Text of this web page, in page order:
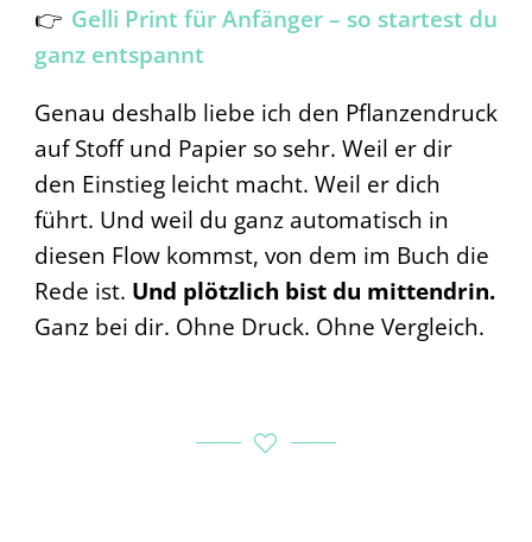
👉 Gelli Print für Anfänger – so startest du
ganz entspannt
Genau deshalb liebe ich den Pflanzendruck
auf Stoff und Papier so sehr. Weil er dir
den Einstieg leicht macht. Weil er dich
führt. Und weil du ganz automatisch in
diesen Flow kommst, von dem im Buch die
Rede ist. Und plötzlich bist du mittendrin.
Ganz bei dir. Ohne Druck. Ohne Vergleich.